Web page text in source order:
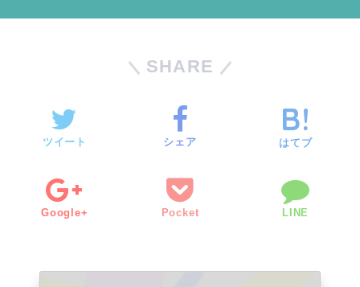
SHARE
ツイート シェア はてブ
Google+ Pocket LINE